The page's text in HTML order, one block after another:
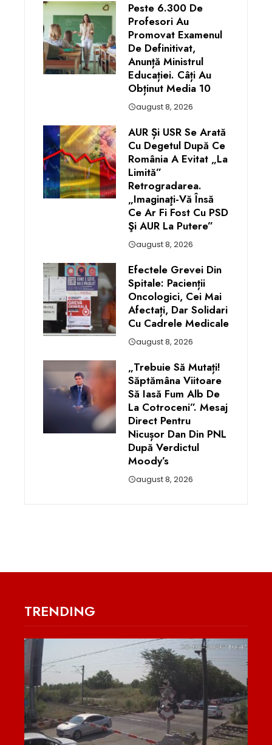
Peste 6.300 De
Profesori Au
Promovat Examenul
De Definitivat,
Anunță Ministrul
Educației. Câți Au
Obținut Media 10
august 8, 2026
AUR Și USR Se Arată
Cu Degetul După Ce
România A Evitat „la
Limită”
Retrogradarea.
„Imaginaţi-Vă Însă
Ce Ar Fi Fost Cu PSD
Şi AUR La Putere”
august 8, 2026
Efectele Grevei Din
Spitale: Pacienții
Oncologici, Cei Mai
Afectați, Dar Solidari
Cu Cadrele Medicale
august 8, 2026
„Trebuie Să Mutați!
Săptămâna Viitoare
Să Iasă Fum Alb De
La Cotroceni”. Mesaj
Direct Pentru
Nicușor Dan Din PNL
După Verdictul
Moody’s
august 8, 2026
TRENDING